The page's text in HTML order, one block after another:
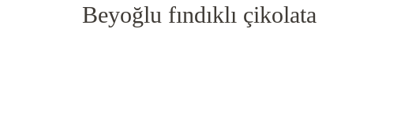
Beyoğlu fındıklı çikolata